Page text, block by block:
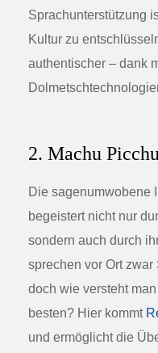
Sprachunterstützung
Kultur zu
authentischer – dank
2. Machu
Die sagenumwobene
begeistert nicht nur
sondern auch durch
sprechen vor Ort
doch wie versteht
besten? Hier kommt
und ermöglicht die